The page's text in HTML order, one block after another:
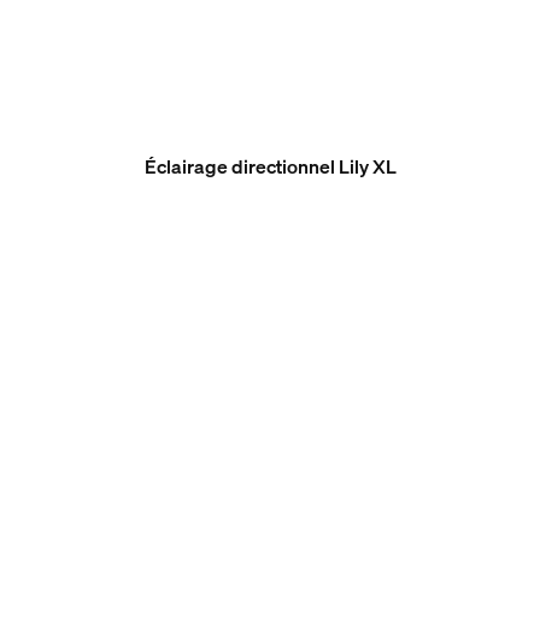
Éclairage directionnel Lily XL